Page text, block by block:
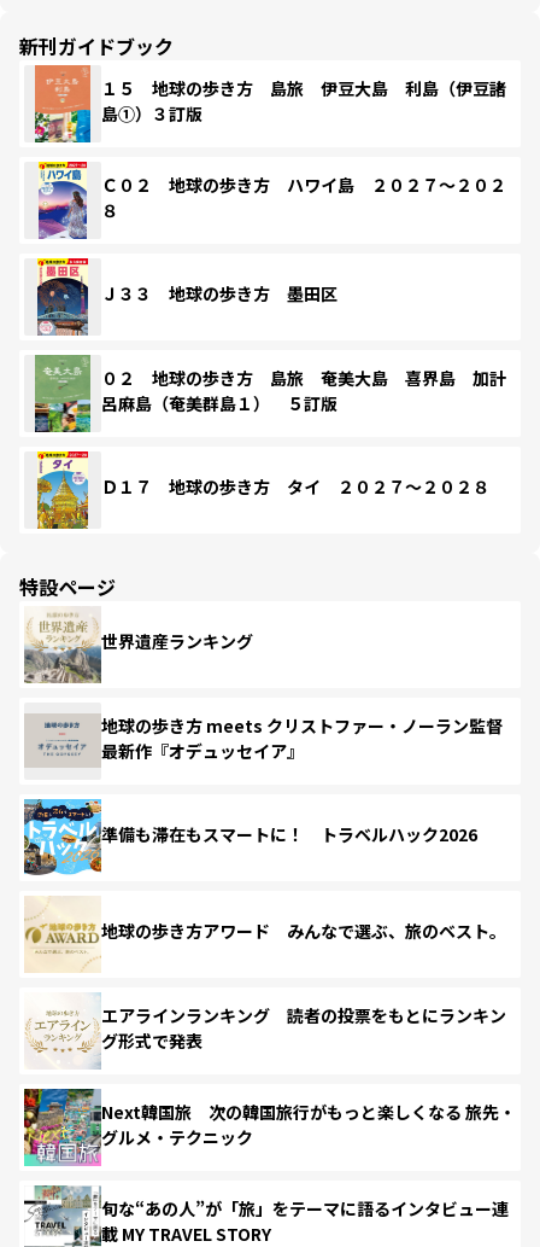
新刊ガイドブック
１５ 地球の歩き方 島旅 伊豆大島 利島（伊豆諸
島①）３訂版
Ｃ０２ 地球の歩き方 ハワイ島 ２０２７～２０２
８
Ｊ３３ 地球の歩き方 墨田区
０２ 地球の歩き方 島旅 奄美大島 喜界島 加計
呂麻島（奄美群島１） ５訂版
Ｄ１７ 地球の歩き方 タイ ２０２７～２０２８
特設ページ
世界遺産ランキング
地球の歩き方 meets クリストファー・ノーラン監督
最新作『オデュッセイア』
準備も滞在もスマートに！ トラベルハック2026
地球の歩き方アワード みんなで選ぶ、旅のベスト。
エアラインランキング 読者の投票をもとにランキン
グ形式で発表
Next韓国旅 次の韓国旅行がもっと楽しくなる 旅先・
グルメ・テクニック
旬な“あの人”が「旅」をテーマに語るインタビュー連
載 MY TRAVEL STORY